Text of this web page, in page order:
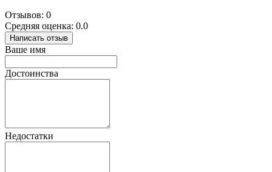
Отзывов: 0
Средняя оценка: 0.0
Написать отзыв
Ваше имя
Достоинства
Недостатки